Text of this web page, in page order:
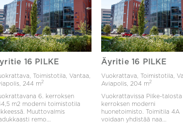
16 PILKE
Toimistotila, Vantaa,
244 m2
6. kerroksen
m2 moderni toimistotila
Muuttovalmis
remo...
Äyritie 16 PILKE
Vuokrattava, Toimistotila,
Aviapolis, 204 m2
Vuokrattavissa Pilke-talosta
kerroksen moderni
huonetoimisto. Toimitila 4A
voidaan yhdistää naa...